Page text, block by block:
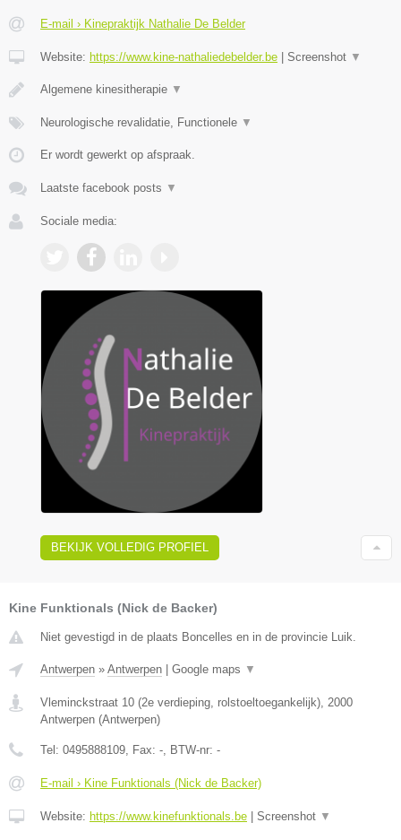
E-mail › Kinepraktijk Nathalie De Belder
Website: https://www.kine-nathaliedebelder.be Screenshot ▼
Algemene kinesitherapie ▼
Neurologische revalidatie, Functionele ▼
Er wordt gewerkt op afspraak.
Laatste facebook posts ▼
Sociale media:
BEKIJK VOLLEDIG PROFIEL
Kine Funktionals (Nick de Backer)
Niet gevestigd in de plaats Boncelles en in de provincie Luik.
Antwerpen » Antwerpen Google maps ▼
Vleminckstraat 10 (2e verdieping, rolstoeltoegankelijk) 2000
Antwerpen (Antwerpen)
Tel: 0495888109 , Fax: - , BTW-nr: -
E-mail › Kine Funktionals (Nick de Backer)
Website: https://www.kinefunktionals.be Screenshot ▼